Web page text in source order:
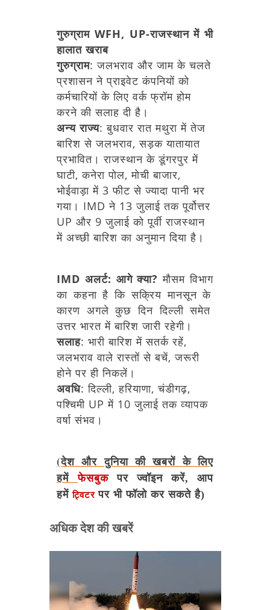
गुरुग्रामWFH, UP-राजस्थानमेंभी
हालात खराब
गुरुग्राम: जलभराव और जाम के चलते
प्रशासन ने प्राइवेट कंपनियों को
कर्मचारियों के लिए वर्क फ्रॉम होम
करने की सलाह दी है।
अन्य राज्य: बुधवार रात मथुरा में तेज
बारिश से जलभराव, सड़क यातायात
प्रभावित। राजस्थान के डूंगरपुर में
घाटी, कनेरा पोल, मोची बाजार,
भोईवाड़ा में 3 फीट से ज्यादा पानी भर
गया। IMD ने 13 जुलाई तक पूर्वोत्तर
UP और 9 जुलाई को पूर्वी राजस्थान
में अच्छी बारिश का अनुमान दिया है।
IMD अलर्ट: आगेक्या? मौसम विभाग
का कहनाहै कि सक्रियमानसूनके
कारण अगले कुछ दिन दिल्लीसमेत
उत्तर भारत में बारिश जारी रहेगी।
सलाह: भारी बारिश में सतर्क रहें,
जलभराव वाले रास्तों से बचें, जरूरी
होने पर ही निकलें।
अवधि: दिल्ली, हरियाणा, चंडीगढ़,
पश्चिमी UP में 10 जुलाई तक व्यापक
वर्षा संभव।
(देश और दुनिया की खबरों के लिए
हमेंफेसबुकपर ज्वॉइन करें, आप
हमेंट्विटर पर भी फॉलो कर सकते है)
अधिक देश की खबरें